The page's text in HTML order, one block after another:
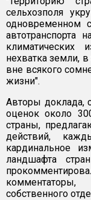
сельхозполя
одновременном
автотранспорта
климатических
нехватка земли,
вне всякого
жизни".
Авторы доклада,
оценок около
страны,
действий,
кардинальное
ландшафта
собственного